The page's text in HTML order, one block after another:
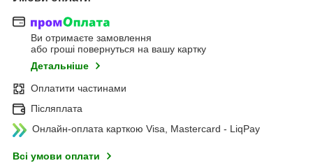
Ви отримаєте замовлення
або гроші повернуться на вашу картку
Детальніше
Оплатити частинами
Післяплата
Онлайн-оплата карткою Visa, Mastercard - LiqPay
Всі умови оплати